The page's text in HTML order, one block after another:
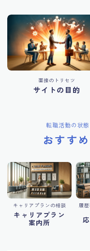
面接のトリセツ
サイトの目的
転職活動の状
おすす
キャリアプランの相談
キャリアプラン
案内所
履